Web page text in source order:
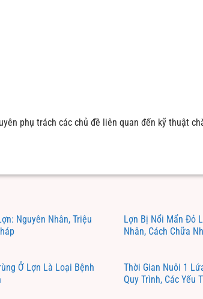
phụ trách các chủ đề liên quan đến kỹ thuật
Nguyên Nhân, Triệu
Lợn Bị Nổi Mẩn Đỏ
Nhân, Cách Chữa
Ở Lợn Là Loại Bệnh
Thời Gian Nuôi 1
Quy Trình, Các Yếu